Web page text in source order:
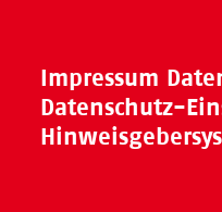
Impressum
Datenschutz-